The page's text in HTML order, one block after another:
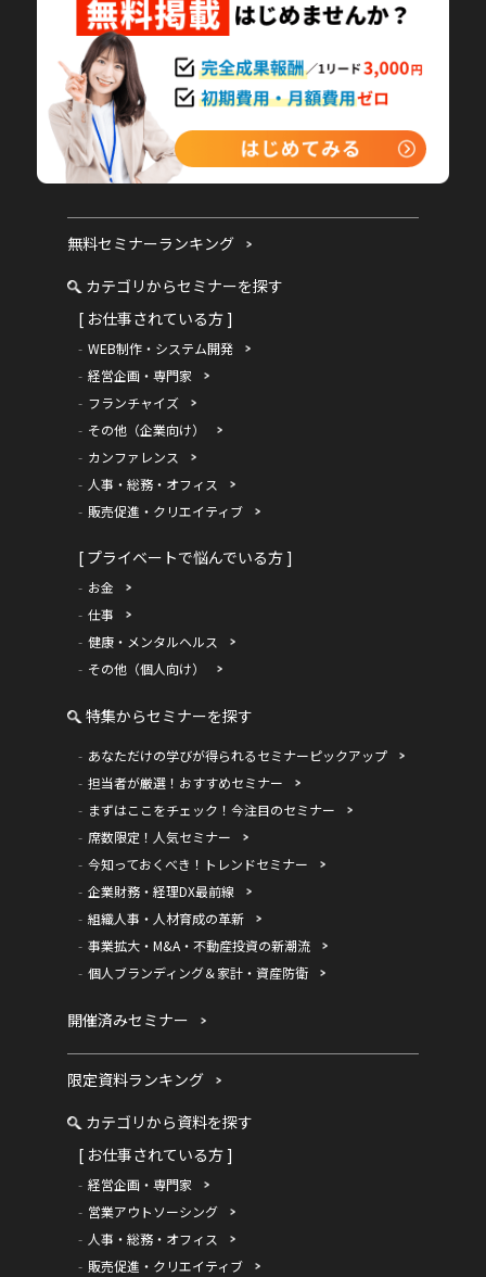
無料セミナーランキング
カテゴリからセミナーを探す
[ お仕事されている方 ]
WEB制作・システム開発
経営企画・専門家
フランチャイズ
その他（企業向け）
カンファレンス
人事・総務・オフィス
販売促進・クリエイティブ
[ プライベートで悩んでいる方 ]
お金
仕事
健康・メンタルヘルス
その他（個人向け）
特集からセミナーを探す
あなただけの学びが得られるセミナーピックアップ
担当者が厳選！おすすめセミナー
まずはここをチェック！今注目のセミナー
席数限定！人気セミナー
今知っておくべき！トレンドセミナー
企業財務・経理DX最前線
組織人事・人材育成の革新
事業拡大・M&A・不動産投資の新潮流
個人ブランディング＆家計・資産防衛
開催済みセミナー
限定資料ランキング
カテゴリから資料を探す
[ お仕事されている方 ]
経営企画・専門家
営業アウトソーシング
人事・総務・オフィス
販売促進・クリエイティブ